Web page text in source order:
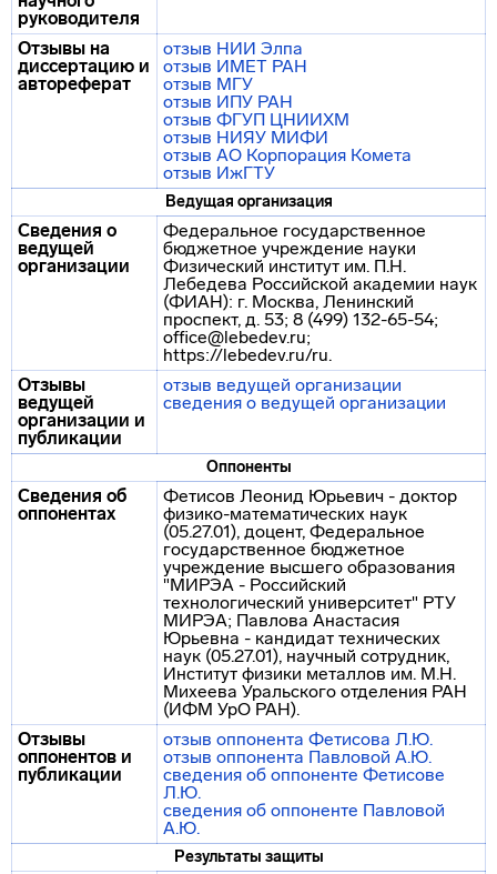
руководителя
Отзывы на
диссертацию и
автореферат
отзыв НИИ Элпа
отзыв ИМЕТ РАН
отзыв МГУ
отзыв ИПУ РАН
отзыв ФГУП ЦНИИХМ
отзыв НИЯУ МИФИ
отзыв АО Корпорация Комета
отзыв ИжГТУ
Ведущая организация
Сведения о
ведущей
организации
Федеральное государственное
бюджетное учреждение науки
Физический институт им. П.Н.
Лебедева Российской академии наук
(ФИАН): г. Москва, Ленинский
проспект, д. 53; 8 (499) 132-65-54;
office@lebedev.ru;
https://lebedev.ru/ru.
Отзывы
ведущей
организации и
публикации
отзыв ведущей организации
сведения о ведущей организации
Оппоненты
Сведения об
оппонентах
Фетисов Леонид Юрьевич - доктор
физико-математических наук
(05.27.01), доцент, Федеральное
государственное бюджетное
учреждение высшего образования
"МИРЭА - Российский
технологический университет" РТУ
МИРЭА; Павлова Анастасия
Юрьевна - кандидат технических
наук (05.27.01), научный сотрудник,
Институт физики металлов им. М.Н.
Михеева Уральского отделения РАН
(ИФМ УрО РАН).
Отзывы
оппонентов и
публикации
отзыв оппонента Фетисова Л.Ю.
отзыв оппонента Павловой А.Ю.
сведения об оппоненте Фетисове
Л.Ю.
сведения об оппоненте Павловой
А.Ю.
Результаты защиты